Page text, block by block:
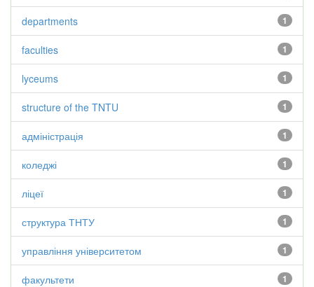
1
departments
1
faculties
1
lyceums
1
structure of the TNTU
1
адміністрація
1
коледжі
1
ліцеї
1
структура ТНТУ
1
управління університетом
1
факультети